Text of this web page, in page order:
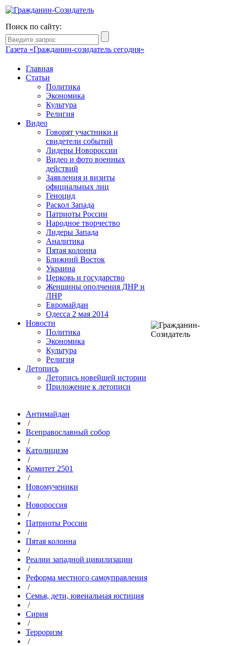
Поиск по сайту:
Газета «Гражданин-созидатель сегодня»
Главная
Статьи
Политика
Экономика
Культура
Религия
Видео
Говорят участники и
свидетели событий
Лидеры Новороссии
Видео и фото военных
действий
Заявления и визиты
официальных лиц
Геноцид
Раскол Запада
Патриоты России
Народное творчество
Лидеры Запада
Аналитика
Пятая колонна
Ближний Восток
Украина
Церковь и государство
Женщины ополчения ДНР и
ЛНР
Евромайдан
Одесса 2 мая 2014
Новости
Политика
Экономика
Культура
Религия
Летопись
Летопись новейшей истории
Приложение к летописи
Антимайдан
/
Всеправославный собор
/
Католицизм
/
Комитет 2501
/
Новомученики
/
Новороссия
/
Патриоты России
/
Пятая колонна
/
Реалии западной цивилизации
/
Реформа местного самоуправления
/
Семья, дети, ювенальная юстиция
/
Сирия
/
Терроризм
/